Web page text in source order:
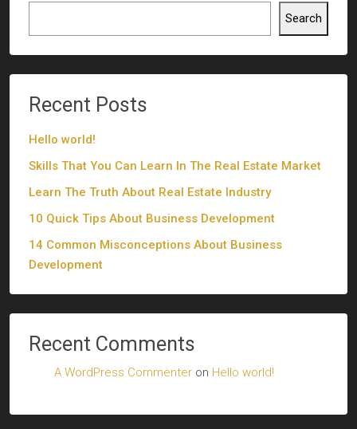
Search
Recent Posts
Hello world!
Skills That You Can Learn In The Real Estate Market
Learn The Truth About Real Estate Industry
10 Quick Tips About Business Development
14 Common Misconceptions About Business
Development
Recent Comments
A WordPress Commenter on Hello world!